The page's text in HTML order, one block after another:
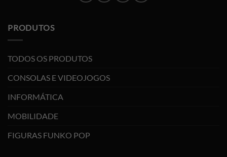
PRODUTOS
TODOS OS PRODUTOS
CONSOLAS E VIDEOJOGOS
INFORMÁTICA
MOBILIDADE
FIGURAS FUNKO POP